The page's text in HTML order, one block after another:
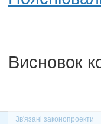
Висновок
Зв'язані законопроекти